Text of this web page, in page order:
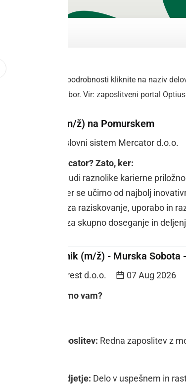
Opomba:
Za ogled podrobnosti kliknite na naziv
Sobota, Ptuj in Maribor. Vir: zaposlitveni portal Optius
PRODAJALCI (m/ž) na Pomurskem
Poslovni sistem Mercator d.o.o.
Zakaj izbrati Mercator? Zato, ker:
in nudi raznolike karierne
, ker se učimo od najbolj
za raziskovanje, uporabo in
za skupno doseganje in
Delilec / blagajnik (m/ž) - Murska Sobota
Slorest d.o.o.
07 Aug 2026
Kaj pa mi ponujamo vam?
Stabilno zaposlitev: Redna zaposlitev z
Uspešno podjetje: Delo v uspešnem in